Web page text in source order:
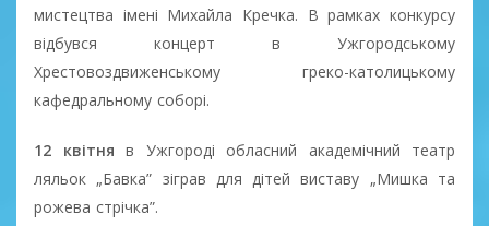
мистецтва імені Михайла Кречка. В рамках конкурсу
відбувся концерт в Ужгородському
Хрестовоздвиженському греко-католицькому
кафедральному соборі.
12 квітня в Ужгороді обласний академічний театр
ляльок „Бавка” зіграв для дітей виставу „Мишка та
рожева стрічка”.